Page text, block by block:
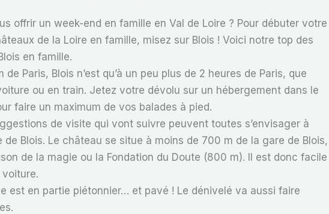
offrir un week-end en famille en Val de Loire ? Pour débuter votre
de la Loire en famille, misez sur Blois ! Voici notre top des
en famille.
Paris, Blois n’est qu’à un peu plus de 2 heures de Paris, que
ou en train. Jetez votre dévolu sur un hébergement dans le
faire un maximum de vos balades à pied.
de visite qui vont suivre peuvent toutes s’envisager à
de Blois. Le château se situe à moins de 700 m de la gare de Blois,
de la magie ou la Fondation du Doute (800 m). Il est donc facile
voiture.
est en partie piétonnier… et pavé ! Le dénivelé va aussi faire